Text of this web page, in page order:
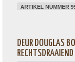
ARTIKEL NUMMER
DEUR DOUGLAS